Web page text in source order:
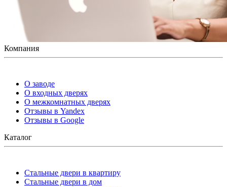
Компания
О заводе
О входных дверях
О межкомнатных дверях
Отзывы в Yandex
Отзывы в Google
Каталог
Стальные двери в квартиру
Стальные двери в дом